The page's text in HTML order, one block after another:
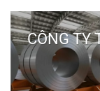
CÔNG TY